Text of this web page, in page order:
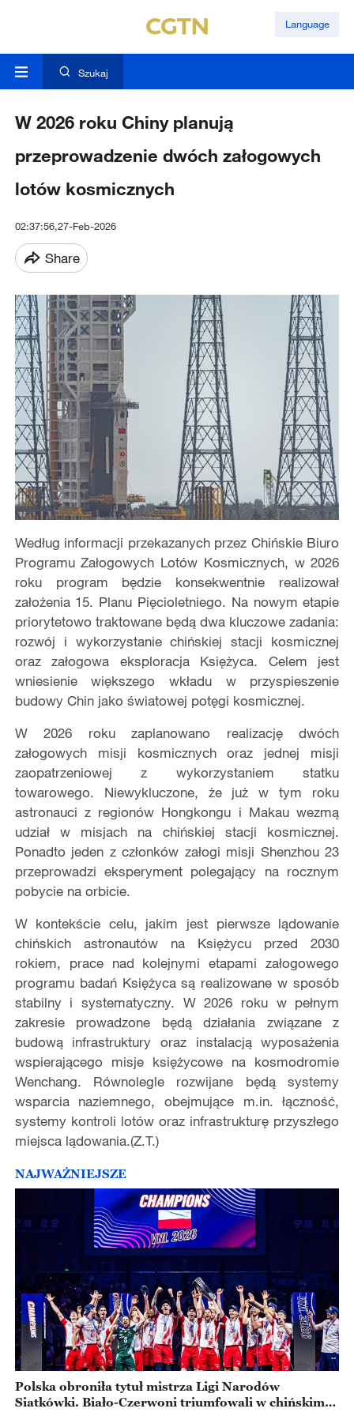
Language
Szukaj
W 2026 roku Chiny planują
przeprowadzenie dwóch załogowych
lotów kosmicznych
02:37:56,27-Feb-2026
Share
Według informacji przekazanych przez Chińskie Biuro
Programu Załogowych Lotów Kosmicznych, w 2026
roku program będzie konsekwentnie realizował
założenia 15. Planu Pięcioletniego. Na nowym etapie
priorytetowo traktowane będą dwa kluczowe zadania:
rozwój i wykorzystanie chińskiej stacji kosmicznej
oraz załogowa eksploracja Księżyca. Celem jest
wniesienie większego wkładu w przyspieszenie
budowy Chin jako światowej potęgi kosmicznej.
W 2026 roku zaplanowano realizację dwóch
załogowych misji kosmicznych oraz jednej misji
zaopatrzeniowej z wykorzystaniem statku
towarowego. Niewykluczone, że już w tym roku
astronauci z regionów Hongkongu i Makau wezmą
udział w misjach na chińskiej stacji kosmicznej.
Ponadto jeden z członków załogi misji Shenzhou 23
przeprowadzi eksperyment polegający na rocznym
pobycie na orbicie.
W kontekście celu, jakim jest pierwsze lądowanie
chińskich astronautów na Księżycu przed 2030
rokiem, prace nad kolejnymi etapami załogowego
programu badań Księżyca są realizowane w sposób
stabilny i systematyczny. W 2026 roku w pełnym
zakresie prowadzone będą działania związane z
budową infrastruktury oraz instalacją wyposażenia
wspierającego misje księżycowe na kosmodromie
Wenchang. Równolegle rozwijane będą systemy
wsparcia naziemnego, obejmujące m.in. łączność,
systemy kontroli lotów oraz infrastrukturę przyszłego
miejsca lądowania.(Z.T.)
NAJWAŻNIEJSZE
Polska obroniła tytuł mistrza Ligi Narodów
Siatkówki. Biało-Czerwoni triumfowali w chińskim